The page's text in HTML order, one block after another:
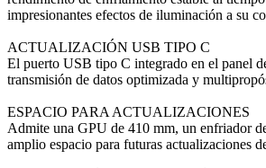
impresionantes efectos de iluminación a su
ACTUALIZACIÓN USB TIPO C
El puerto USB tipo C integrado en el panel
transmisión de datos optimizada y
ESPACIO PARA ACTUALIZACIONES
Admite una GPU de 410 mm, un enfriador
amplio espacio para futuras actualizaciones